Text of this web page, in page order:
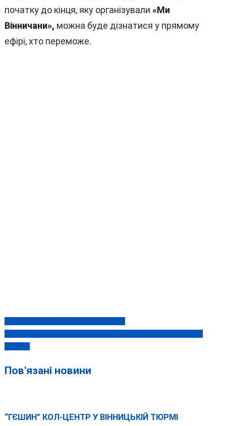
початку до кінця, яку організували «Ми
Вінничани», можна буде дізнатися у прямому
ефірі, хто переможе.
Навігація
записів
Пов'язані новини
“ГЄШИН” КОЛ-ЦЕНТР У ВІННИЦЬКІЙ ТЮРМІ